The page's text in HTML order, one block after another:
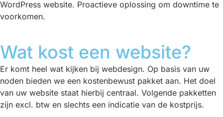
WordPress website. Proactieve oplossing om downtime te
voorkomen.
Wat kost een website?
Er komt heel wat kijken bij webdesign. Op basis van uw
noden bieden we een kostenbewust pakket aan. Het doel
van uw website staat hierbij centraal. Volgende pakketten
zijn excl. btw en slechts een indicatie van de kostprijs.